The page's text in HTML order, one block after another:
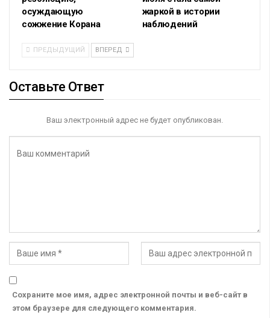
осуждающую
сожжение Корана
жаркой в истории
наблюдений
ПРЕДЫДУЩИЙ ВПЕРЕД
Оставьте Ответ
Ваш электронный адрес не будет опубликован.
Сохраните мое имя, адрес электронной почты и веб-сайт в
этом браузере для следующего комментария.